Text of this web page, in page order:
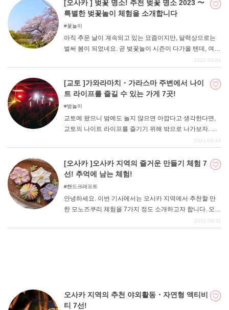
잊을 수 없는 행사로 자리 잡고 있습니다. 여름에 교토를 방
문할 가능성이 있는 분들은 꼭 체크해 보시기 바랍니다. 참
[오사카 ] 벚꽃 명소! 추천 벚꽃 명소 2023 〜
특별한 벚꽃놀이 체험을 소개합니다
꽃놀이
아직 추운 날이 계속되고 있는 요즘이지만, 달력상으로는
벌써 봄이 되었네요. 곧 벚꽃놀이 시즌이 다가올 텐데, 여러
분은 어디로 벚꽃을 보러 갈지 이미 결정하셨나요? 사실 오
니다. 이번에는 그 중에서도 특히 추천하고 싶은 벚꽃 명소
와 그 근처에서 체험할 수 있는 특별한 벚꽃놀이 체험을 소
개합니다. 지금까지와는 조금 다른 벚꽃놀이를 즐기고 싶
2022-03-04
[교토 ]가와라마치・가라스마 주변에서 나이
트 라이프를 즐길 수 있는 가게 7곳!
밤놀이
교토에 왔으니 밤에도 놀지 않으면 아깝다고 생각한다면,
교토의 나이트 라이프를 즐기기 위해 밖으로 나가보자. 이
번 기사에서는 가와라마치・가라스마 주변에서 나이트 라
성이 좋아서 바로 갈 수 있도록 되어 있습니다. 마시고, 먹
고, 노래하고, 춤추며 교토의 밤을 즐겨보자.
2021-08-24
[오사카 ]오사카 지역의 즐거운 만들기 체험 7
선! 추억에 남는 체험!
핸드크래프트
안녕하세요. 이번 기사에서는 오사카 지역에서 추천할 만
한 모노즈쿠리 체험을 7가지 정도 소개하고자 합니다. 오사
카부 내에는 "'모노즈쿠리의 도시 "'라고 불리는 지역이 있
2021-08-11
오사카 지역의 추천 야외활동・자연형 액티비
티 7선!